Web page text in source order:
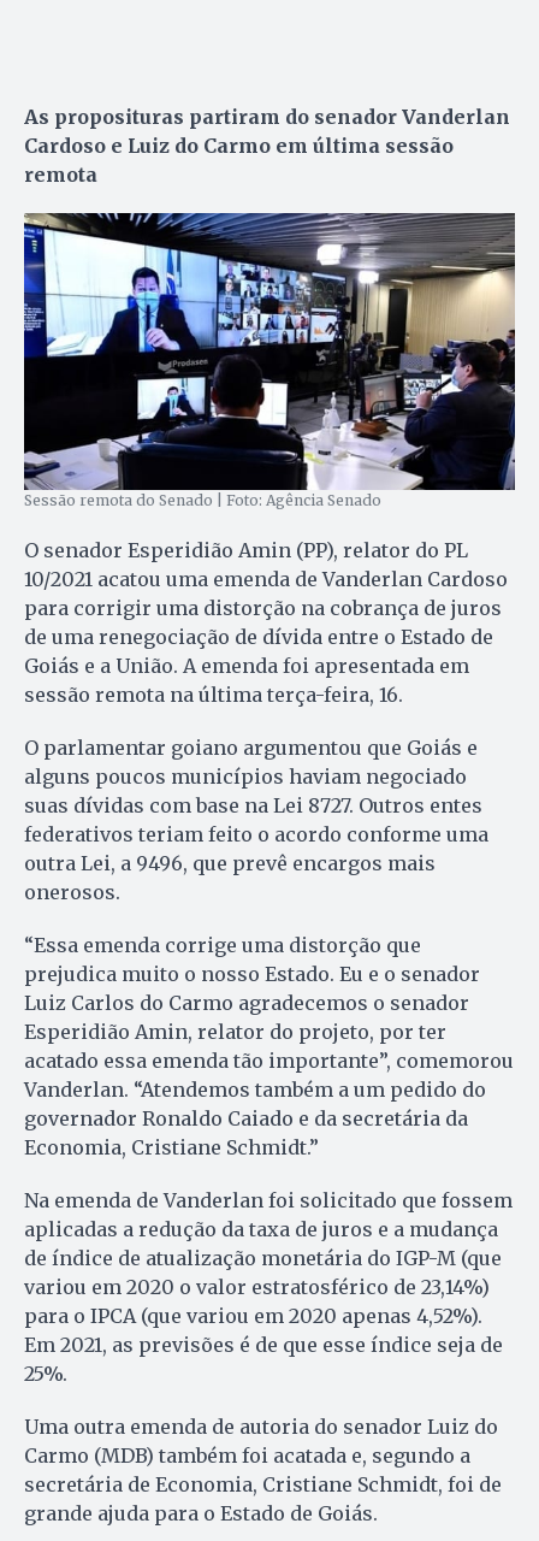
As proposituras partiram do senador Vanderlan
Cardoso e Luiz do Carmo em última sessão
remota
Sessão remota do Senado | Foto: Agência Senado
O senador Esperidião Amin (PP), relator do PL
10/2021 acatou uma emenda de Vanderlan Cardoso
para corrigir uma distorção na cobrança de juros
de uma renegociação de dívida entre o Estado de
Goiás e a União. A emenda foi apresentada em
sessão remota na última terça-feira, 16.
O parlamentar goiano argumentou que Goiás e
alguns poucos municípios haviam negociado
suas dívidas com base na Lei 8727. Outros entes
federativos teriam feito o acordo conforme uma
outra Lei, a 9496, que prevê encargos mais
onerosos.
“Essa emenda corrige uma distorção que
prejudica muito o nosso Estado. Eu e o senador
Luiz Carlos do Carmo agradecemos o senador
Esperidião Amin, relator do projeto, por ter
acatado essa emenda tão importante”, comemorou
Vanderlan. “Atendemos também a um pedido do
governador Ronaldo Caiado e da secretária da
Economia, Cristiane Schmidt.”
Na emenda de Vanderlan foi solicitado que fossem
aplicadas a redução da taxa de juros e a mudança
de índice de atualização monetária do IGP-M (que
variou em 2020 o valor estratosférico de 23,14%)
para o IPCA (que variou em 2020 apenas 4,52%).
Em 2021, as previsões é de que esse índice seja de
25%.
Uma outra emenda de autoria do senador Luiz do
Carmo (MDB) também foi acatada e, segundo a
secretária de Economia, Cristiane Schmidt, foi de
grande ajuda para o Estado de Goiás.